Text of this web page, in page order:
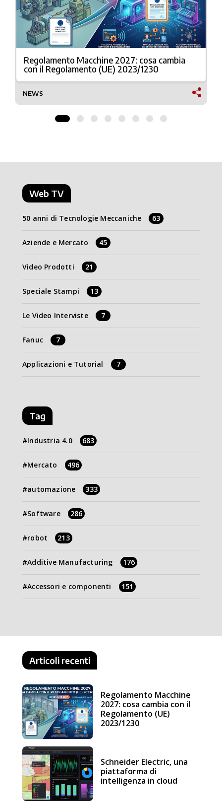
Regolamento Macchine 2027: cosa cambia
con il Regolamento (UE) 2023/1230
NEWS
Web TV
50 anni di Tecnologie Meccaniche 63
Aziende e Mercato 45
Video Prodotti 21
Speciale Stampi 13
Le Video Interviste 7
Fanuc 7
Applicazioni e Tutorial 7
Tag
Industria 4.0 683
Mercato 496
automazione 333
Software 286
robot 213
Additive Manufacturing 176
Accessori e componenti 151
Articoli recenti
Regolamento Macchine
2027: cosa cambia con il
Regolamento (UE)
2023/1230
Schneider Electric, una
piattaforma di
intelligenza in cloud